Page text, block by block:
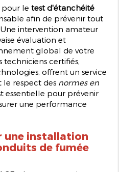
pour letest d'étanchéité
afin de prévenir tout
intervention amateur
évaluation et
global de votre
techniciens certifiés,
offrent un service
le respect des normes en
essentielle pour prévenir
une performance
une installation
de fumée